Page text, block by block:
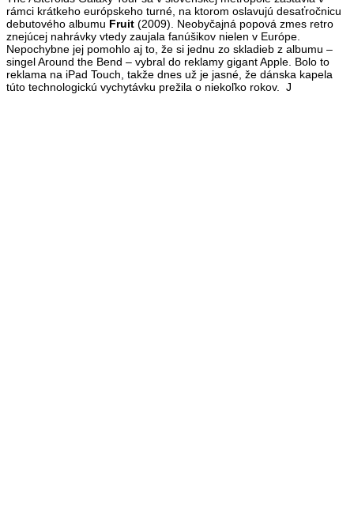
rámci krátkeho európskeho turné, na ktorom oslavujú desaťročnicu
debutového albumu Fruit (2009). Neobyčajná popová zmes retro
znejúcej nahrávky vtedy zaujala fanúšikov nielen v Európe.
Nepochybne jej pomohlo aj to, že si jednu zo skladieb z albumu –
singel Around the Bend – vybral do reklamy gigant Apple. Bolo to
reklama na iPad Touch, takže dnes už je jasné, že dánska kapela
túto technologickú vychytávku prežila o niekoľko rokov. J